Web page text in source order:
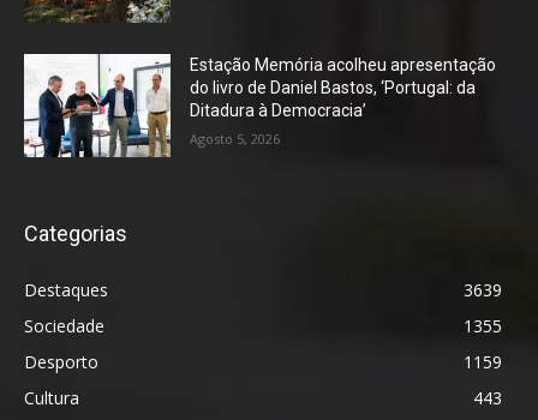
Estação Memória acolheu apresentação
do livro de Daniel Bastos, ‘Portugal: da
Ditadura à Democracia’
Agosto 5, 2026
Categorias
Destaques
3639
Sociedade
1355
Desporto
1159
Cultura
443